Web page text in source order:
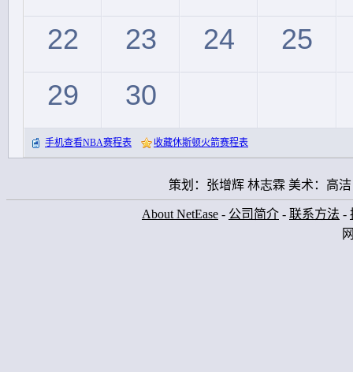
22
23 24
25
29
30
手机查看NBA赛程表 收藏休斯顿火箭赛程表
策划：张增辉 林志霖 美术：高
About NetEase - 公司简介 - 联系方法 -